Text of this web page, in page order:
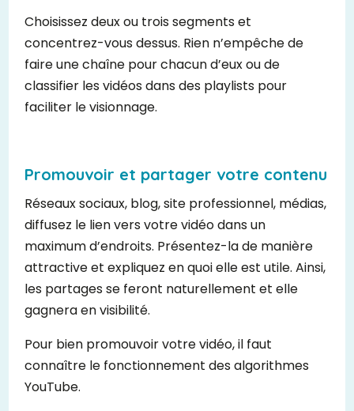
Choisissez deux ou trois segments et
concentrez-vous dessus. Rien n’empêche de
faire une chaîne pour chacun d’eux ou de
classifier les vidéos dans des playlists pour
faciliter le visionnage.
Promouvoir et partager votre contenu
Réseaux sociaux, blog, site professionnel, médias,
diffusez le lien vers votre vidéo dans un
maximum d’endroits. Présentez-la de manière
attractive et expliquez en quoi elle est utile. Ainsi,
les partages se feront naturellement et elle
gagnera en visibilité.
Pour bien promouvoir votre vidéo, il faut
connaître le fonctionnement des algorithmes
YouTube.